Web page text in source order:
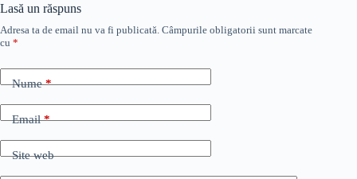
Lasă un răspuns
Adresa ta de email nu va fi publicată. Câmpurile obligatorii sunt marcate
cu *
Nume*
Email*
Site web